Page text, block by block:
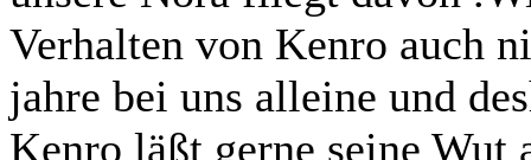
Verhalten von Kenro auch
jahre bei uns alleine und
Kenro läßt gerne seine Wut